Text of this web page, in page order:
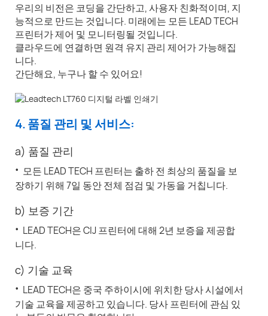
우리의 비전은 코딩을 간단하고, 사용자 친화적이며, 지
능적으로 만드는 것입니다. 미래에는 모든 LEAD TECH
프린터가 제어 및 모니터링될 것입니다.
클라우드에 연결하면 원격 유지 관리 제어가 가능해집
니다.
간단해요, 누구나 할 수 있어요!
4. 품질 관리 및 서비스:
a) 품질 관리
· 모든 LEAD TECH 프린터는 출하 전 최상의 품질을 보
장하기 위해 7일 동안 전체 점검 및 가동을 거칩니다.
b) 보증 기간
· LEAD TECH은 CIJ 프린터에 대해 2년 보증을 제공합
니다.
c) 기술 교육
· LEAD TECH은 중국 주하이시에 위치한 당사 시설에서
기술 교육을 제공하고 있습니다. 당사 프린터에 관심 있